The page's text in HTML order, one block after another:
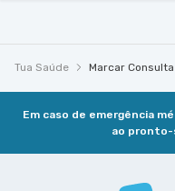
Tua Saúde Marcar Consulta
Em caso de emergência
ao pronto-